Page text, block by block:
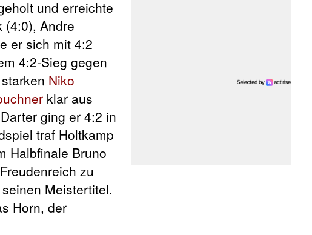
und erreichte
(4:0), Andre
er sich mit 4:2
4:2-Sieg gegen
Niko
klar aus
ging er 4:2 in
traf Holtkamp
Halbfinale Bruno
zu
Meistertitel.
Horn, der